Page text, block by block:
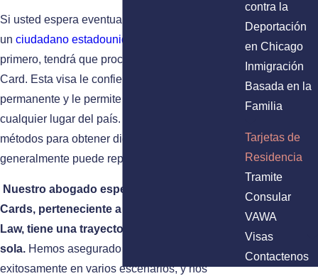
Si usted espera eventualmente convertirse en
un ciudadano estadounidense
primero, tendrá que procurar tener una Green
Card. Esta visa le confiere residencia legal
permanente y le permite vivir y trabajar en casi
cualquier lugar del país. Si bien hay varios
métodos para obtener dicha tarjeta, esto
generalmente puede representar un desafío.
Nuestro abogado especializado en Green
Cards, perteneciente a Aparicio Immigration
Law, tiene una trayectoria que habla por sí
sola. Hemos asegurado visas para inmigrantes
exitosamente en varios escenarios, y nos
contra la
Deportación
en Chicago
Inmigración
Basada en la
Familia
Tarjetas de
Residencia
Tramite
Consular
VAWA
Visas
Contactenos